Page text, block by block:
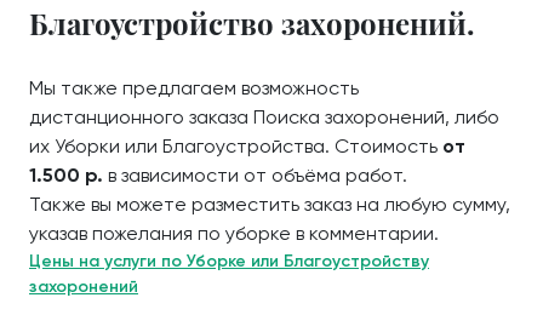
Благоустройство захоронений.
Мы также предлагаем возможность
дистанционного заказа Поиска захоронений, либо
их Уборки или Благоустройства. Стоимость от
1.500 р. в зависимости от объёма работ.
Также вы можете разместить заказ на любую сумму,
указав пожелания по уборке в комментарии.
Цены на услуги по Уборке или Благоустройству
захоронений